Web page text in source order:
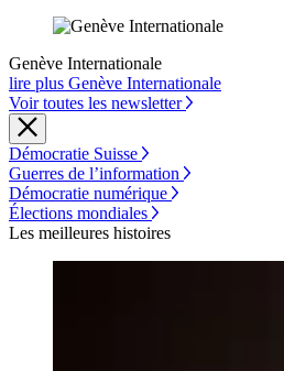
Genève Internationale
lire plus Genève Internationale
Voir toutes les newsletter
Démocratie Suisse
Guerres de l’information
Démocratie numérique
Élections mondiales
Les meilleures histoires